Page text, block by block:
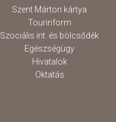
Szent Márton kártya
Tourinform
Szociális int. és bölcsődék
Egészségügy
Hivatalok
Oktatás